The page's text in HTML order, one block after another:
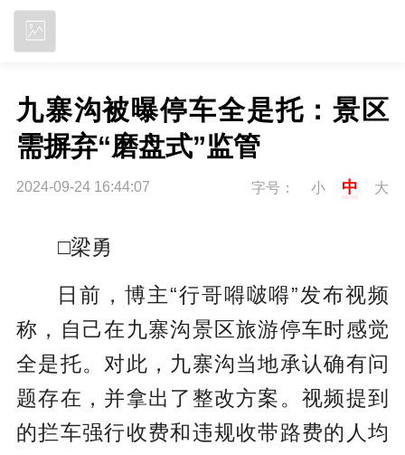
九寨沟被曝停车全是托：景区
需摒弃“磨盘式”监管
2024-09-24 16:44:07 字号： 小 中 大
□梁勇
日前，博主“行哥嘚啵嘚”发布视频
称，自己在九寨沟景区旅游停车时感觉
全是托。对此，九寨沟当地承认确有问
题存在，并拿出了整改方案。视频提到
的拦车强行收费和违规收带路费的人均